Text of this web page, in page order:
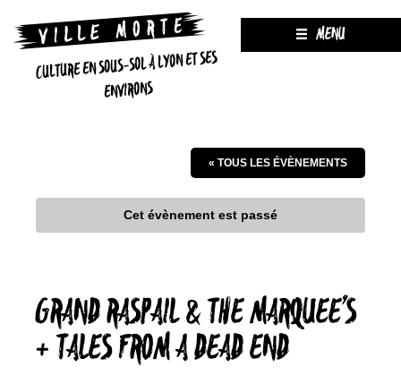
CULTURE EN SOUS-SOL À LYON ET SES
ENVIRONS
MENU
« TOUS LES ÉVÈNEMENTS
Cet évènement est passé
GRAND RASPAIL & THE MARQUEE’S
+ TALES FROM A DEAD END